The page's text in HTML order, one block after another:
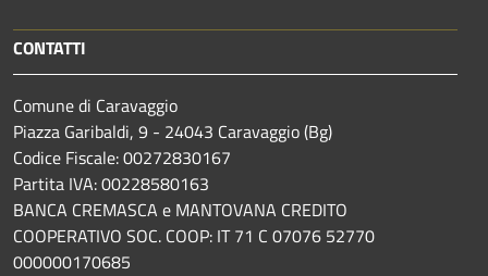
CONTATTI
Comune di Caravaggio
Piazza Garibaldi, 9 - 24043 Caravaggio (Bg)
Codice Fiscale: 00272830167
Partita IVA: 00228580163
BANCA CREMASCA e MANTOVANA CREDITO
COOPERATIVO SOC. COOP: IT 71 C 07076 52770
000000170685